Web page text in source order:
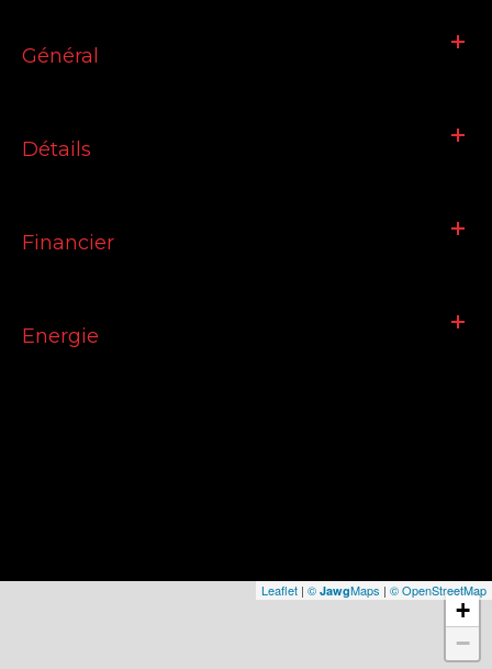
Général
Détails
Financier
Energie
+
−
Leaflet | © JawgMaps | © OpenStreetMap